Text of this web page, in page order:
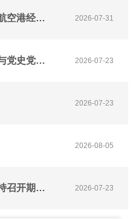
党委书记秦保强带队赴郑州航空港经济综合实验区调研 2026-07-31
院党委书记秦保强深入政治与党史党建研究所调研重大课题研究工作 2026-07-23
2026-07-23
2026-08-05
省社科院党委书记秦保强主持召开期刊工作调研座谈会 2026-07-23